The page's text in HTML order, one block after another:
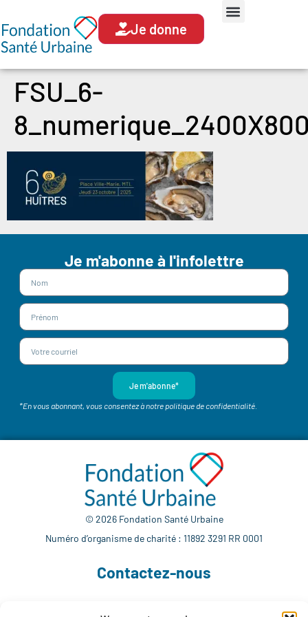
Je donne
FSU_6-
Je m'abonne à l'infolettre
Je m'abonne*
*En vous abonnant, vous consentez à notre politique de confidentialité.
© 2026 Fondation Santé Urbaine
Numéro d’organisme de charité : 11892 3291 RR 0001
Contactez-nous